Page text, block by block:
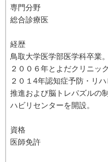
専門分野
総合診療医
経歴
鳥取大学医学部医学科卒業
２００６年とよだクリニック
２０１4年認知症予防・リ
推進および脳トレパズルの
ハビリセンターを開設。
資格
医師免許